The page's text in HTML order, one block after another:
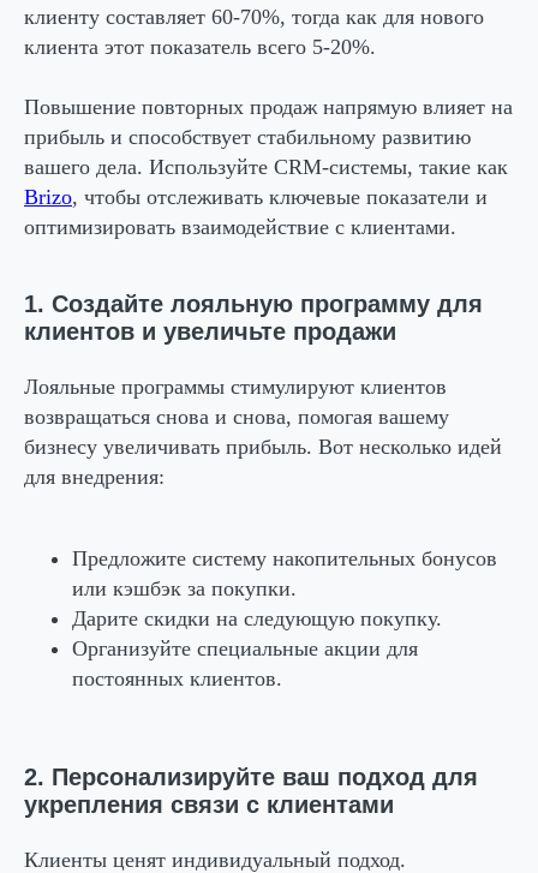
клиенту составляет 60-70%, тогда как для нового
клиента этот показатель всего 5-20%.
Повышение повторных продаж напрямую влияет на
прибыль и способствует стабильному развитию
вашего дела. Используйте CRM-системы, такие как
Brizo, чтобы отслеживать ключевые показатели и
оптимизировать взаимодействие с клиентами.
1. Создайте лояльную программу для
клиентов и увеличьте продажи
Лояльные программы стимулируют клиентов
возвращаться снова и снова, помогая вашему
бизнесу увеличивать прибыль. Вот несколько идей
для внедрения:
Предложите систему накопительных бонусов
или кэшбэк за покупки.
Дарите скидки на следующую покупку.
Организуйте специальные акции для
постоянных клиентов.
2. Персонализируйте ваш подход для
укрепления связи с клиентами
Клиенты ценят индивидуальный подход.